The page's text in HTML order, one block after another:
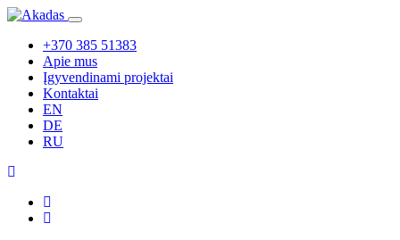
+370 385 51383
Apie mus
Įgyvendinami projektai
Kontaktai
EN
DE
RU